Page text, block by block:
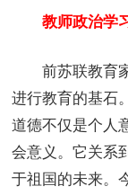
教师政治学习
前苏联教育家
进行教育的基石
道德不仅是个人
会意义。它关系
于祖国的未来。